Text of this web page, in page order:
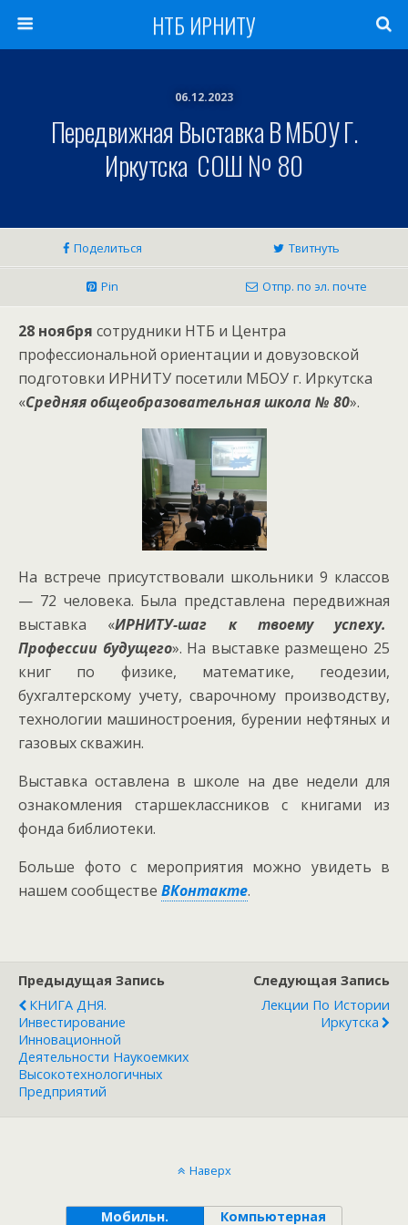
НТБ ИРНИТУ
06.12.2023
Передвижная Выставка В МБОУ Г.
Иркутска СОШ № 80
Поделиться Твитнуть
Pin Отпр. по эл. почте
28 ноября сотрудники НТБ и Центра
профессиональной ориентации и довузовской
подготовки ИРНИТУ посетили МБОУ г. Иркутска
«Средняя общеобразовательная школа № 80».
На встрече присутствовали школьники 9 классов
— 72 человека. Была представлена передвижная
выставка «ИРНИТУ-шаг к твоему успеху.
Профессии будущего». На выставке размещено 25
книг по физике, математике, геодезии,
бухгалтерскому учету, сварочному производству,
технологии машиностроения, бурении нефтяных и
газовых скважин.
Выставка оставлена в школе на две недели для
ознакомления старшеклассников с книгами из
фонда библиотеки.
Больше фото с мероприятия можно увидеть в
нашем сообществе ВКонтакте.
Предыдущая Запись
КНИГА ДНЯ.
Инвестирование
Инновационной
Деятельности Наукоемких
Высокотехнологичных
Предприятий
Следующая Запись
Лекции По Истории
Иркутска
Наверх
Мобильн. Компьютерная